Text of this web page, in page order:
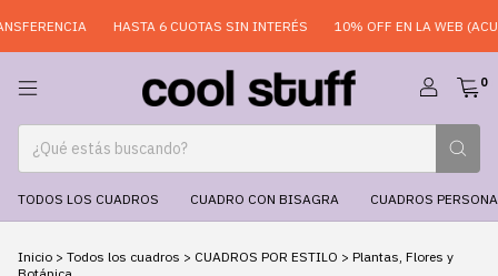
HASTA 6 CUOTAS SIN INTERÉS 10% OFF EN LA WEB (ACUMULABLE)
0
TODOS LOS CUADROS CUADRO CON BISAGRA CUADROS
Inicio > Todos los cuadros > CUADROS POR ESTILO > Plantas, Flores y